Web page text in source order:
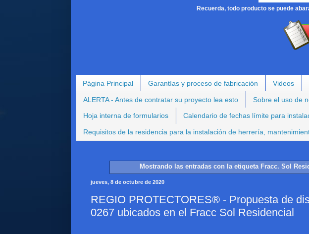
Recuerda, todo producto se puede
Página Principal Garantías y proceso de fabricación Videos
ALERTA - Antes de contratar su proyecto lea esto Sobre el uso de
Hoja interna de formularios Calendario de fechas límite para
Requisitos de la residencia para la instalación de herrería,
Mostrando las entradas con la etiqueta Fracc. Sol
jueves, 8 de octubre de 2020
REGIO PROTECTORES® - Propuesta de
0267 ubicados en el Fracc Sol Residencial